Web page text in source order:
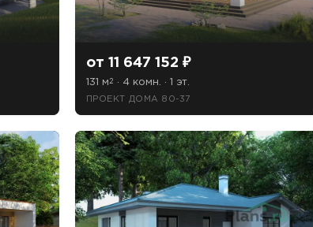
от 11 647 152 ₽
131 м2 · 4 комн. · 1 эт.
ПРОЕКТ ДОМА 80-37
Звонок
MAX
данныхи подтверждаю, что ознакомлен(а)
данных.
Рассчитать стоимость